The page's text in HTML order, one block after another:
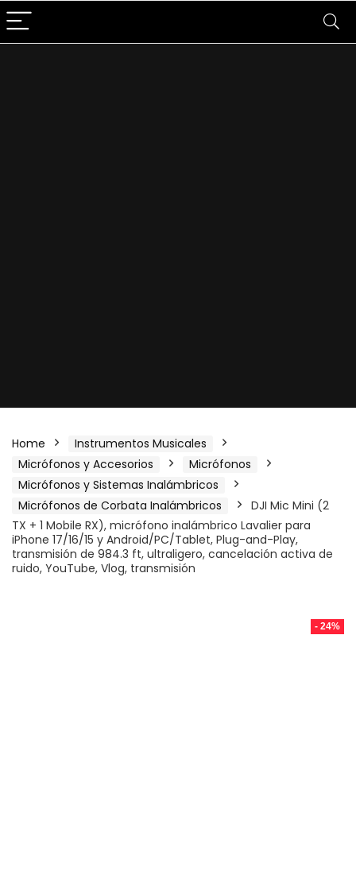
Home
Instrumentos Musicales
Micrófonos y Accesorios
Micrófonos
Micrófonos y Sistemas Inalámbricos
Micrófonos de Corbata Inalámbricos
DJI Mic Mini (2
TX + 1 Mobile RX), micrófono inalámbrico Lavalier para
iPhone 17/16/15 y Android/PC/Tablet, Plug-and-Play,
transmisión de 984.3 ft, ultraligero, cancelación activa de
ruido, YouTube, Vlog, transmisión
- 24%